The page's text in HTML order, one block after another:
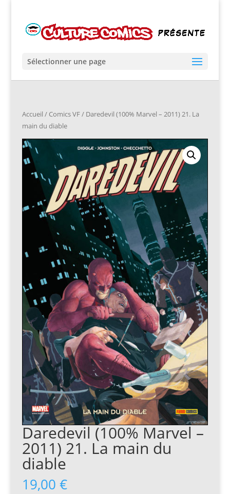
Sélectionner une page
Accueil / Comics VF/ Daredevil (100% Marvel – 2011) 21. La
main du diable
Daredevil (100% Marvel –
2011) 21. La main du
diable
19,00 €